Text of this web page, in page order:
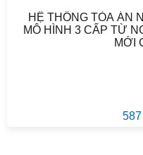
HỆ THỐNG TÒA ÁN
MÔ HÌNH 3 CẤP TỪ
MỚI